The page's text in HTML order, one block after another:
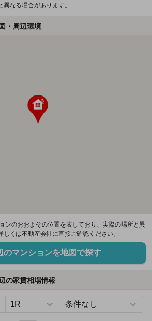
異なる場合があります。
・周辺環境
ンのおおよその位置を表しており、実際の場所と異
くは不動産会社に直接ご確認ください。
のマンションを地図で探す
の家賃相場情報